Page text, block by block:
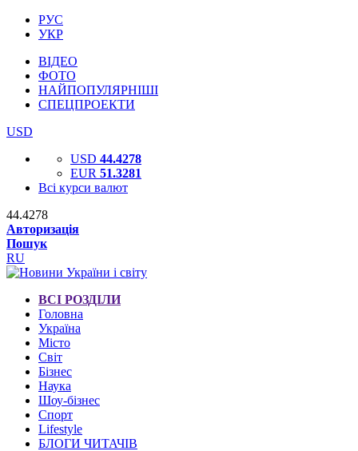
РУС
УКР
ВІДЕО
ФОТО
НАЙПОПУЛЯРНІШІ
СПЕЦПРОЕКТИ
USD
USD 44.4278
EUR 51.3281
Всі курси валют
44.4278
Авторизація
Пошук
RU
ВСІ РОЗДІЛИ
Головна
Україна
Місто
Світ
Бізнес
Наука
Шоу-бізнес
Спорт
Lifestyle
БЛОГИ ЧИТАЧІВ